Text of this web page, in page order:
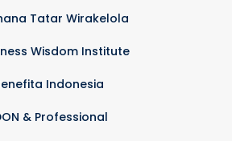
Tatar Wirakelola
Wisdom Institute
Indonesia
& Professional